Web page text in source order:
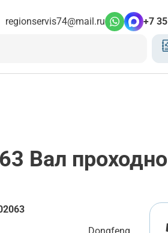
regionservis74@mail.ru +7
Вал